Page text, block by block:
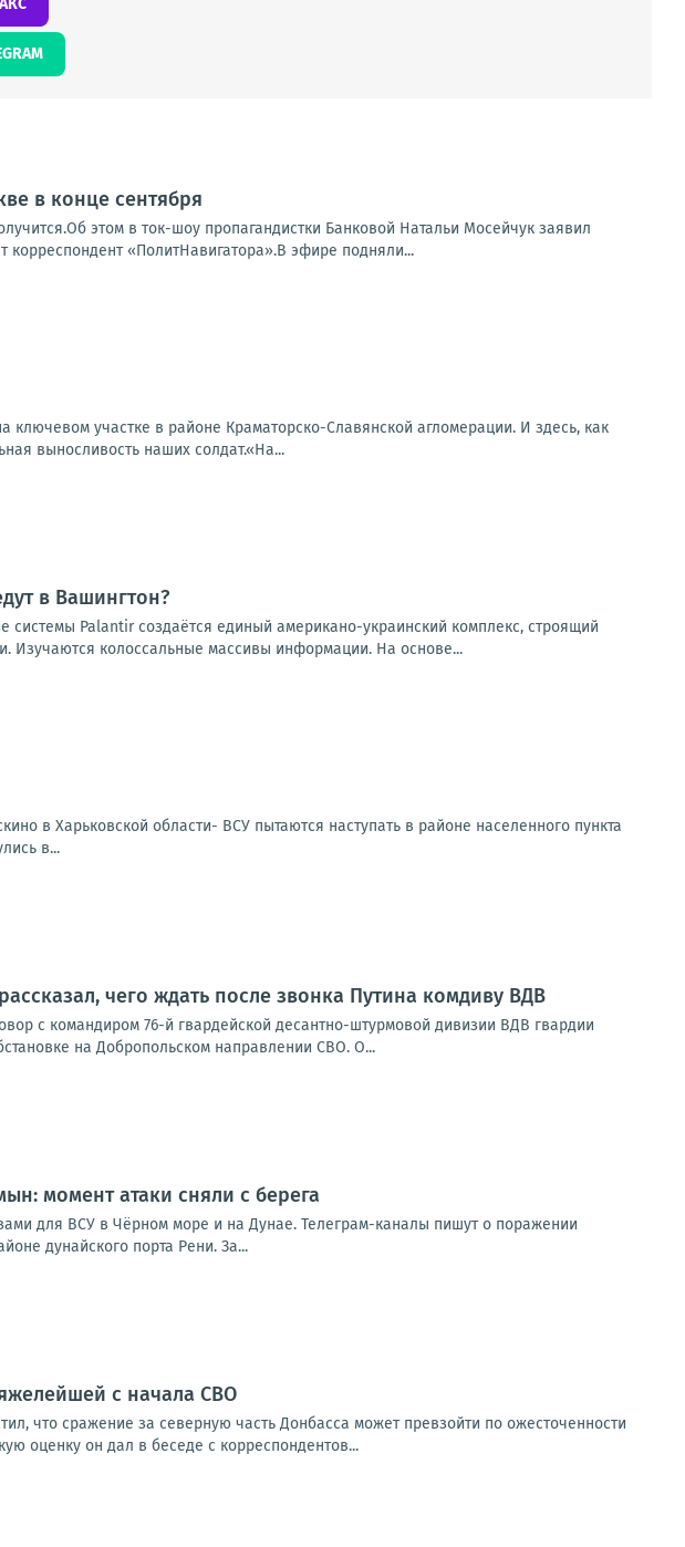
в конце сентября
этом в ток-шоу пропагандистки Банковой Натальи Мосейчук заявил
корреспондент «ПолитНавигатора».В эфире подняли...
участке в районе Краматорско-Славянской агломерации. И здесь, как
выносливость наших солдат.«На...
в Вашингтон?
Palantir создаётся единый американо-украинский комплекс, строящий
Изучаются колоссальные массивы информации. На основе...
в Харьковской области- ВСУ пытаются наступать в районе населенного пункта
в...
чего ждать после звонка Путина комдиву ВДВ
с командиром 76-й гвардейской десантно-штурмовой дивизии ВДВ гвардии
на Добропольском направлении СВО. О...
момент атаки сняли с берега
для ВСУ в Чёрном море и на Дунае. Телеграм-каналы пишут о поражении
дунайского порта Рени. За...
с начала СВО
что сражение за северную часть Донбасса может превзойти по ожесточенности
оценку он дал в беседе с корреспондентов...